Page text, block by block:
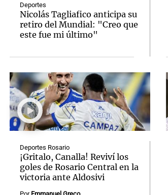
Deportes
Nicolás Tagliafico anticipa su
retiro del Mundial: "Creo que
este fue mi último"
Deportes Rosario
¡Gritalo, Canalla! Reviví los
goles de Rosario Central en la
victoria ante Aldosivi
de Arequito Cadena 3 en Groenlandia